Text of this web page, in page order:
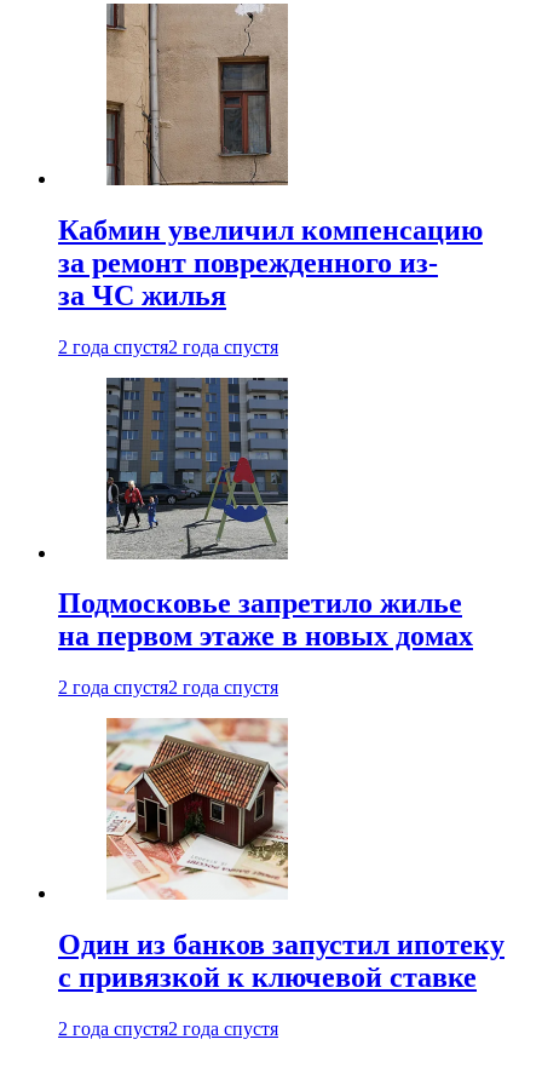
Кабмин увеличил компенсацию
за ремонт поврежденного из-
за ЧС жилья
2 года спустя2 года спустя
Подмосковье запретило жилье
на первом этаже в новых домах
2 года спустя2 года спустя
Один из банков запустил ипотеку
с привязкой к ключевой ставке
2 года спустя2 года спустя